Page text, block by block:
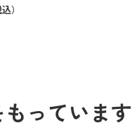
）
っています